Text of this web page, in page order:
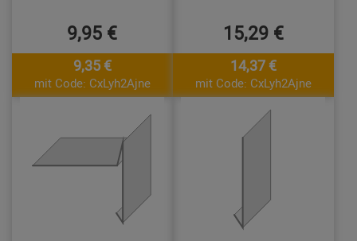
9,95 €
9,35 €
mit Code: CxLyh2Ajne
15,29 €
14,37 €
mit Code: CxLyh2Ajne